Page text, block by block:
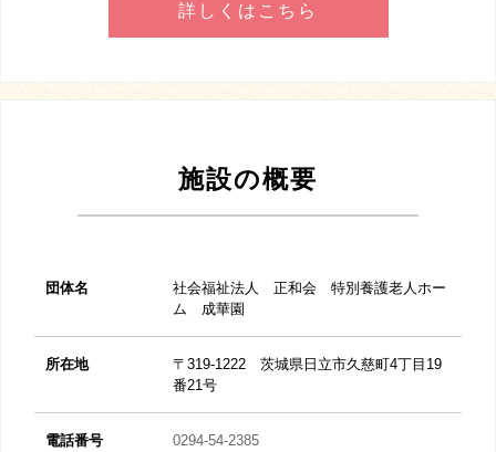
詳しくはこちら
施設の概要
団体名
社会福祉法人 正和会 特別養護老人ホー
ム 成華園
所在地
〒319-1222 茨城県日立市久慈町4丁目19
番21号
電話番号 0294-54-2385